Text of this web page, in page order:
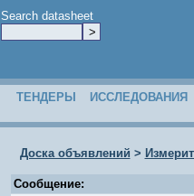
Search datasheet
ТЕНДЕРЫ ИССЛЕДОВАНИЯ
Доска объявлений >
Сообщение: